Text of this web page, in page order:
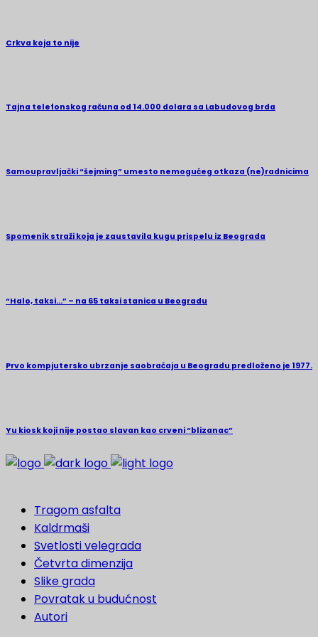
Crkva koja to nije
Tajna telefonskog računa od 14.000 dolara sa Labudovog brda
Samoupravljački “šejming” umesto nemogućeg otkaza (ne)radnicima
Spomenik straži koja je zaustavila kugu prispelu iz Beograda
“Halo, taksi…” – na 65 taksi stanica u Beogradu
Prvo kompjutersko ubrzanje saobraćaja u Beogradu predloženo je 1977.
Yu kiosk koji nije postao slavan kao crveni “blizanac”
Tragom asfalta
Kaldrmaši
Svetlosti velegrada
Četvrta dimenzija
Slike grada
Povratak u budućnost
Autori